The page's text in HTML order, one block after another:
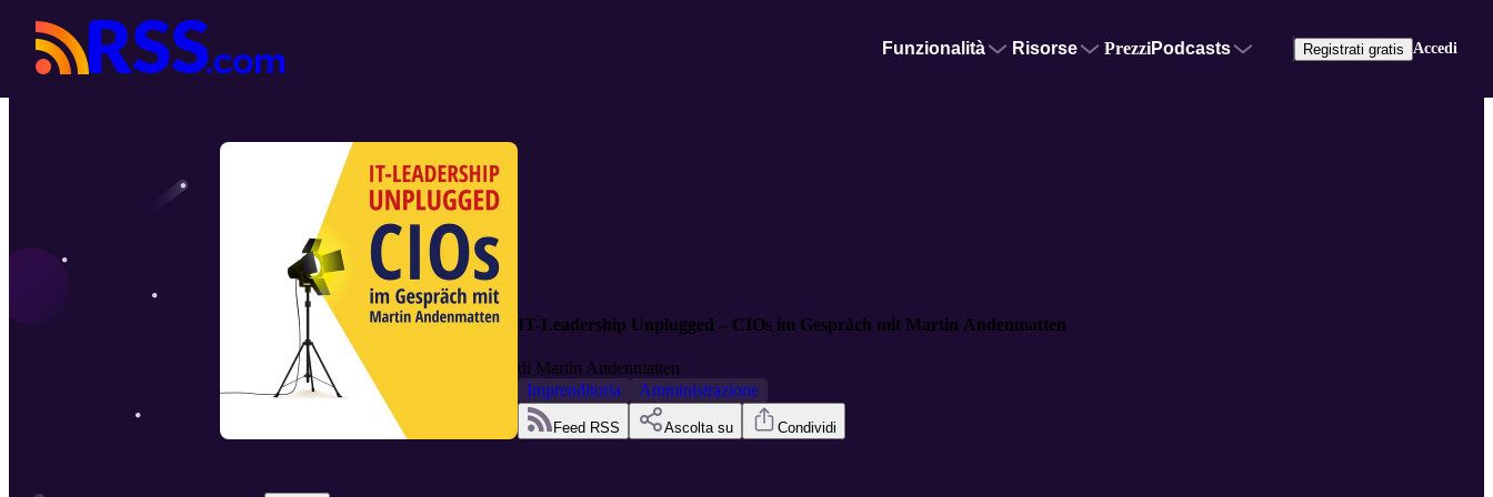
Funzionalità Risorse PrezziPodcasts Registrati gratis Accedi
IT-Leadership Unplugged – CIOs im Gespräch mit Martin Andenmatten
di Martin Andenmatten
Imprenditoria
Amministrazione
Feed RSS Ascolta su Condividi